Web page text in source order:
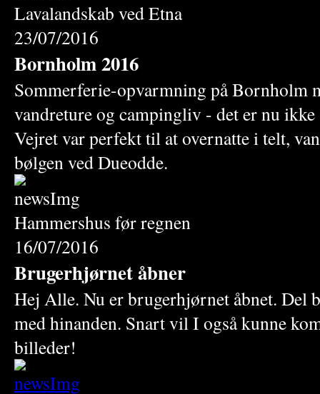
Lavalandskab ved Etna
23/07/2016
Bornholm 2016
Sommerferie-opvarmning på Bornholm
vandreture og campingliv - det er nu ikke
Vejret var perfekt til at overnatte i telt,
bølgen ved Dueodde.
Hammershus før regnen
16/07/2016
Brugerhjørnet åbner
Hej Alle. Nu er brugerhjørnet åbnet. Del
med hinanden. Snart vil I også kunne
billeder!